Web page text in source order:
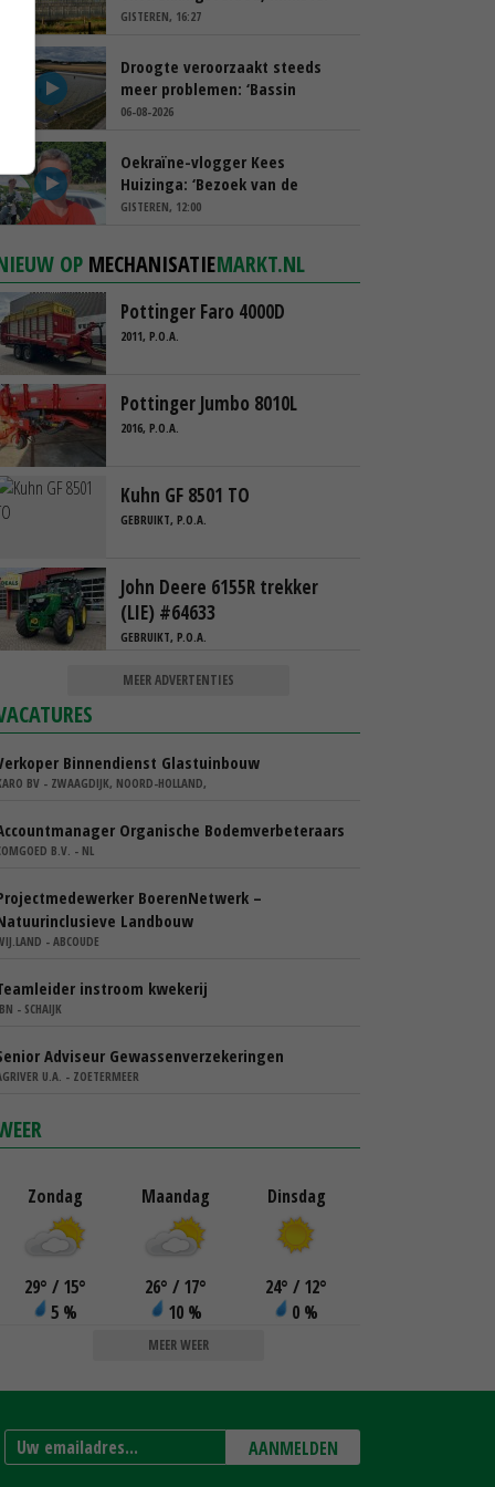
spreekt van ‘ondernemersrisico’
GISTEREN, 16:27
Droogte veroorzaakt steeds
meer problemen: ‘Bassin
afgelopen week al leeg’
06-08-2026
Oekraïne-vlogger Kees
Huizinga: ‘Bezoek van de
ambassade mag zelf groente
GISTEREN, 12:00
OP MECHANISATIEMARKT.NL
Pottinger Faro 4000D
2011, P.O.A.
Pottinger Jumbo 8010L
2016, P.O.A.
Kuhn GF 8501 TO
GEBRUIKT, P.O.A.
John Deere 6155R trekker
(LIE) #64633
GEBRUIKT, P.O.A.
MEER ADVERTENTIES
Binnendienst Glastuinbouw
BV - ZWAAGDIJK, NOORD-HOLLAND,
Organische Bodemverbeteraars
B.V. - NL
BoerenNetwerk –
Landbouw
- ABCOUDE
instroom kwekerij
- SCHAIJK
Adviseur Gewassenverzekeringen
U.A. - ZOETERMEER
Zondag
29° / 15°
5 %
Maandag
26° / 17°
10 %
Dinsdag
24° / 12°
0 %
MEER WEER
AANMELDEN